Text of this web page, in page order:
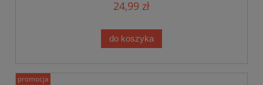
24,99 zł
do koszyka
promocja